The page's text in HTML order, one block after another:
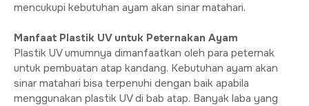
mencukupi kebutuhan ayam akan sinar matahari.
Manfaat Plastik UV untuk Peternakan Ayam
Plastik UV umumnya dimanfaatkan oleh para peternak
untuk pembuatan atap kandang. Kebutuhan ayam akan
sinar matahari bisa terpenuhi dengan baik apabila
menggunakan plastik UV di bab atap. Banyak laba yang